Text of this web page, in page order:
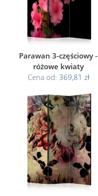
Parawan 3-częściowy -
różowe kwiaty
Cena od: 369,81 zł